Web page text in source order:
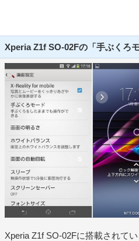
Xperia Z1f SO-02Fの「手ぶくろ
Xperia Z1f SO-02Fに搭載されて